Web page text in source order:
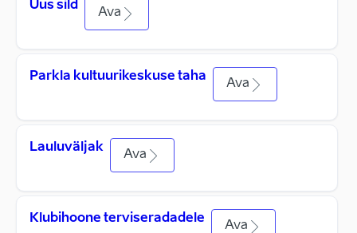
Uus sild
Ava
Parkla kultuurikeskuse taha
Ava
Lauluväljak
Ava
Klubihoone terviseradadele
Ava